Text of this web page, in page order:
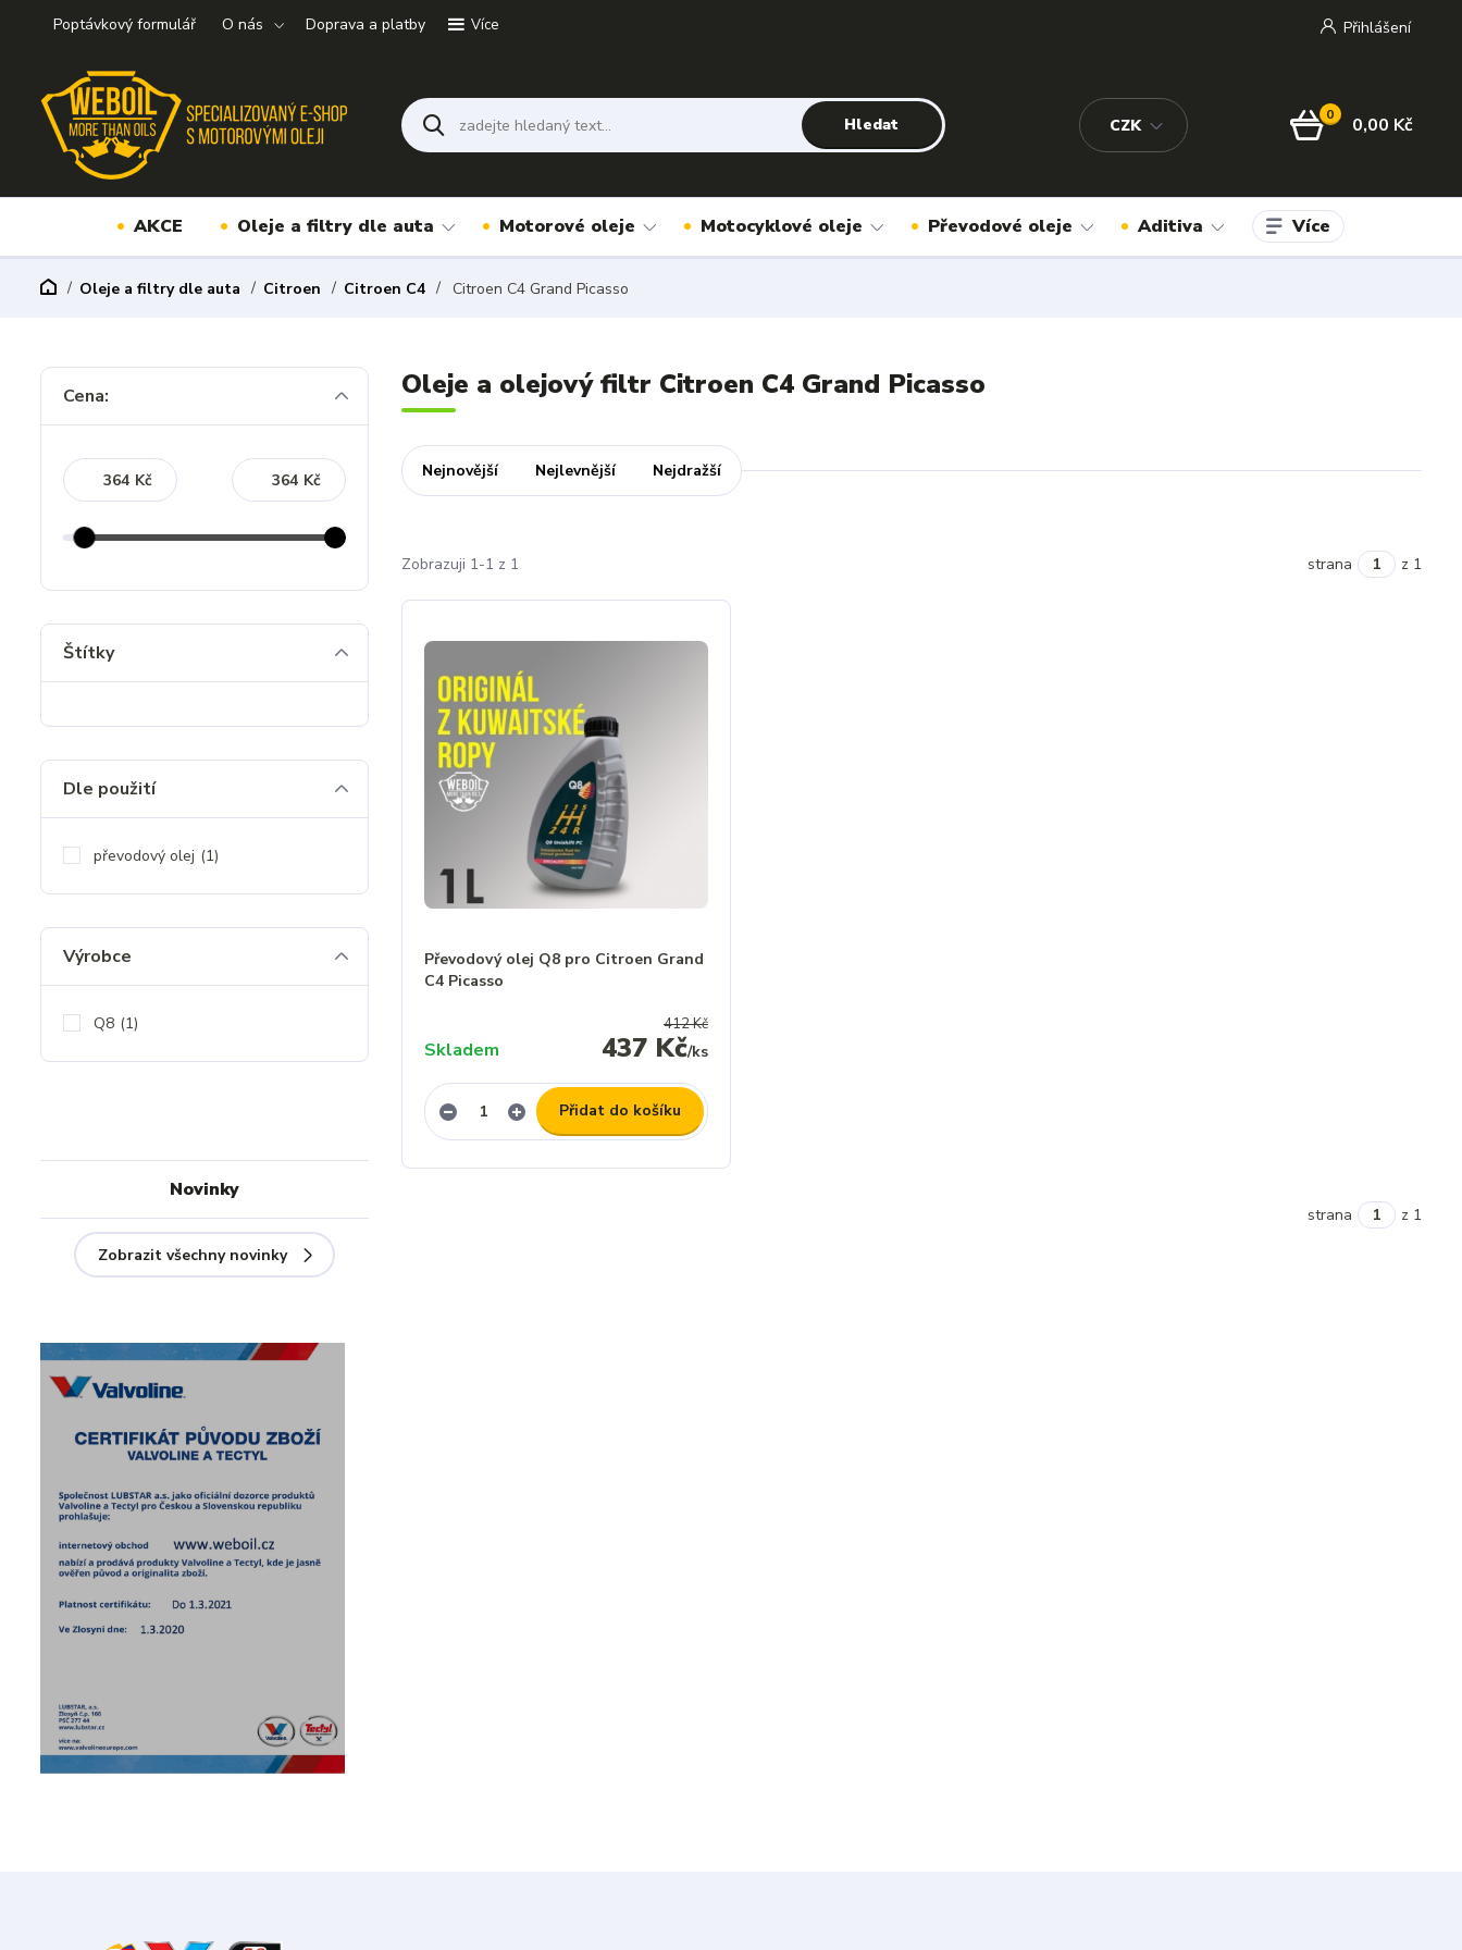
Poptávkový formulář O nás Doprava a platby Více
CZK
Přihlášení
Hledat 0 0,00 Kč
AKCE Oleje a filtry dle auta Motorové oleje Motocyklové oleje Převodové oleje Aditiva Více
Oleje a filtry dle auta Citroen Citroen C4 Citroen C4 Grand Picasso
Oleje a olejový filtr Citroen C4 Grand Picasso
Nejnovější Nejlevnější Nejdražší
Zobrazuji 1-1 z 1 strana z 1
Převodový olej Q8 pro Citroen Grand
C4 Picasso
412 Kč
437 Kč/ks
Skladem
Přidat do košíku
strana z 1
Cena:
Kč Kč
Štítky
Dle použití
převodový olej (1)
Výrobce
Q8 (1)
Novinky
Zobrazit všechny novinky